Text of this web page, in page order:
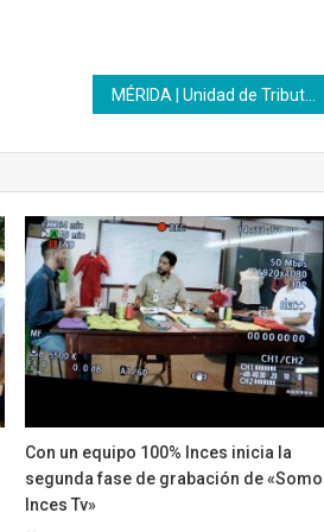
Con un equipo 100% Inces inicia la
segunda fase de grabación de
Inces Tv»